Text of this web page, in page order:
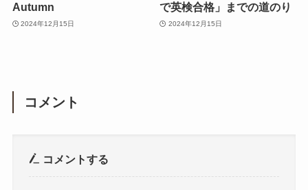
Autumn
2024年12月15日
で英検合格」までの道のり
2024年12月15日
コメント
コメントする